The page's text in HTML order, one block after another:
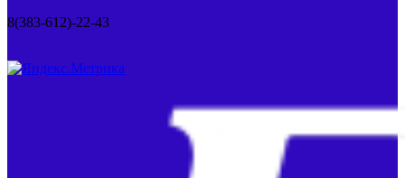
8(383-612)-22-43